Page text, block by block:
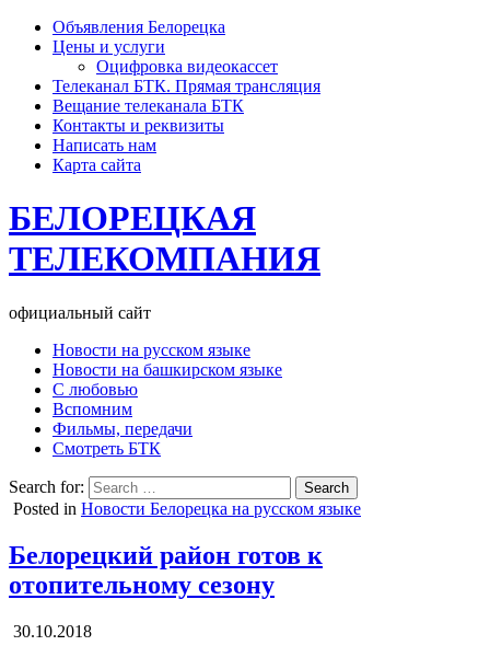
Объявления Белорецка
Цены и услуги
Оцифровка видеокассет
Телеканал БТК. Прямая трансляция
Вещание телеканала БТК
Контакты и реквизиты
Написать нам
Карта сайта
БЕЛОРЕЦКАЯ
ТЕЛЕКОМПАНИЯ
официальный сайт
Новости на русском языке
Новости на башкирском языке
С любовью
Вспомним
Фильмы, передачи
Смотреть БТК
Search for:
Posted in Новости Белорецка на русском языке
Белорецкий район готов к
отопительному сезону
30.10.2018